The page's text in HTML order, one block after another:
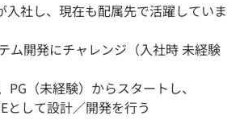
入社し、現在も配属先で活躍していま
ム開発にチャレンジ（入社時 未経験
（未経験）からスタートし、
として設計／開発を行う